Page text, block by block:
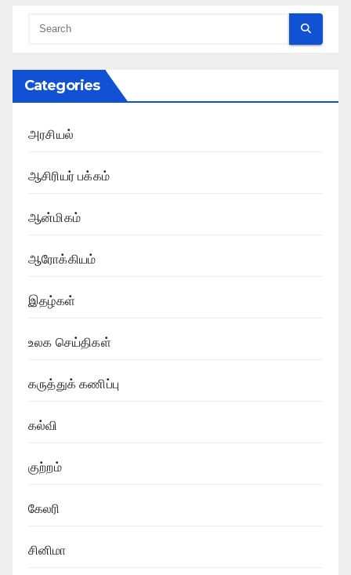
Categories
அரசியல்
ஆசிரியர் பக்கம்
ஆன்மிகம்
ஆரோக்கியம்
இதழ்கள்
உலக செய்திகள்
கருத்துக் கணிப்பு
கல்வி
குற்றம்
கேலரி
சினிமா